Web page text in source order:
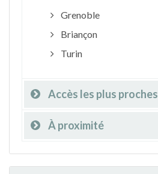
Grenoble
Briançon
Turin
Accès les plus proches
À proximité